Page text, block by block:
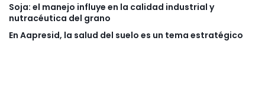
Soja: el manejo influye en la calidad industrial y
nutracéutica del grano
En Aapresid, la salud del suelo es un tema estratégico